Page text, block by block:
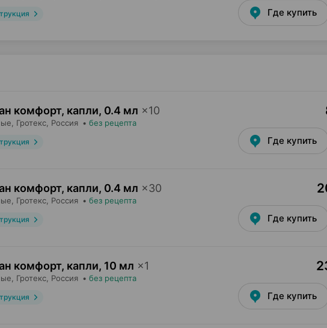
Где купить
комфорт, капли, 0.4 мл ×10
Гротекс , Россия • без рецепта
Где купить
комфорт, капли, 0.4 мл ×30
Гротекс , Россия • без рецепта
Где купить
комфорт, капли, 10 мл ×1
Гротекс , Россия • без рецепта
Где купить